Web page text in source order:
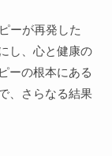
ーが再発した
し、心と健康の
ーの根本にある
、さらなる結果